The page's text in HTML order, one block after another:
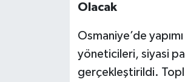
Olacak
Osmaniye’de
yöneticileri, siyasi
gerçekleştirildi.